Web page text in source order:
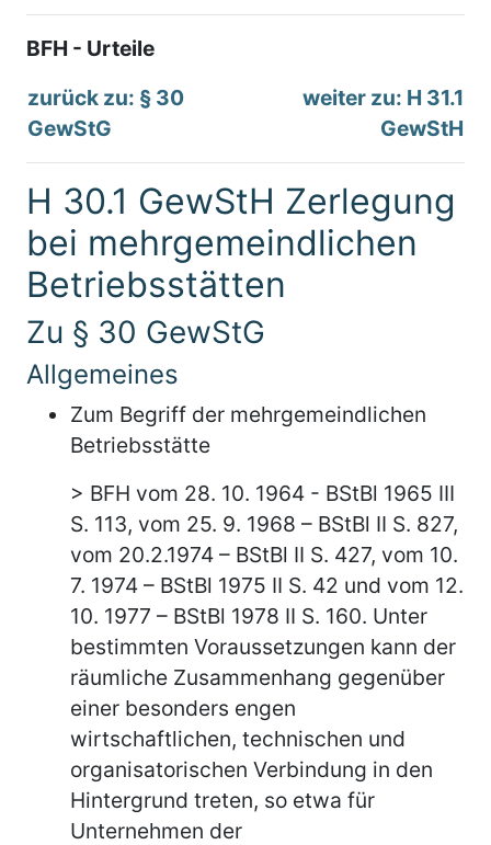
BFH - Urteile
zurück zu: § 30
GewStG
weiter zu: H 31.1
GewStH
H 30.1 GewStH Zerlegung
bei mehrgemeindlichen
Betriebsstätten
Zu § 30 GewStG
Allgemeines
Zum Begriff der mehrgemeindlichen
Betriebsstätte
> BFH vom 28. 10. 1964 - BStBl 1965 III
S. 113, vom 25. 9. 1968 – BStBl II S. 827,
vom 20.2.1974 – BStBl II S. 427, vom 10.
7. 1974 – BStBl 1975 II S. 42 und vom 12.
10. 1977 – BStBl 1978 II S. 160. Unter
bestimmten Voraussetzungen kann der
räumliche Zusammenhang gegenüber
einer besonders engen
wirtschaftlichen, technischen und
organisatorischen Verbindung in den
Hintergrund treten, so etwa für
Unternehmen der